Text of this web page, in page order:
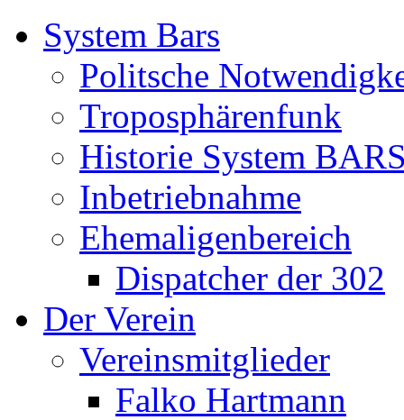
System Bars
Politsche
Troposphärenfunk
Historie System
Inbetriebnahme
Ehemaligenbereich
Dispatcher der 302
Der Verein
Vereinsmitglieder
Falko Hartmann